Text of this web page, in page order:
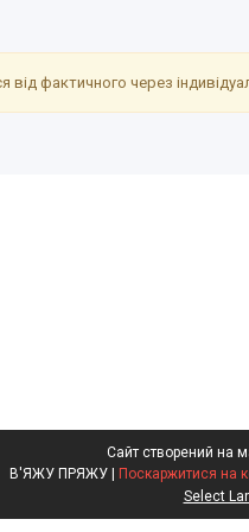
від фактичного через
Сайт створений на
Поскаржитися на
Select